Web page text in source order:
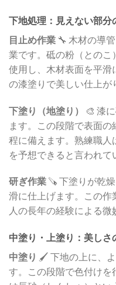
下地処理：見えない部分
目止め作業 🔧 木材の導
業です。砥の粉（とのこ
使用し、木材表面を平滑
の漆塗りで美しい仕上が
下塗り（地塗り）
🎨 漆
ます。この段階で表面
程に備えます。熟練職人
を予想できると言われて
研ぎ作業 🪚 下塗りが乾
滑に仕上げます。この
人の長年の経験による微
中塗り・上塗り：美しさ
中塗り 🖌️ 下地の上に、
す。この段階で色付けを